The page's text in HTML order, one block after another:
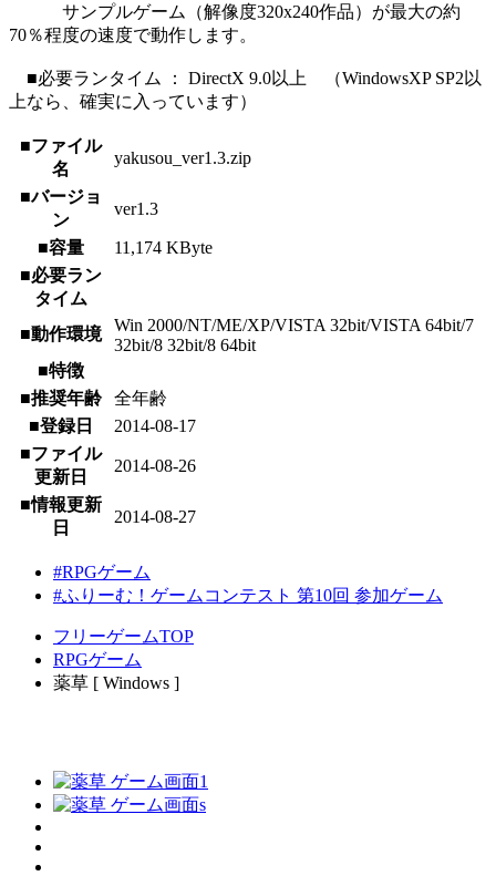
サンプルゲーム（解像度320x240作品）が最大の約
70％程度の速度で動作します。
■必要ランタイム ： DirectX 9.0以上 （WindowsXP SP2以
上なら、確実に入っています）
■ファイル
名
yakusou_ver1.3.zip
■バージョ
ン
ver1.3
■容量
11,174 KByte
■必要ラン
タイム
■動作環境
Win 2000/NT/ME/XP/VISTA 32bit/VISTA 64bit/7
32bit/8 32bit/8 64bit
■特徴
■推奨年齢
全年齢
■登録日
2014-08-17
■ファイル
更新日
2014-08-26
■情報更新
日
2014-08-27
#RPGゲーム
#ふりーむ！ゲームコンテスト 第10回 参加ゲーム
フリーゲームTOP
RPGゲーム
薬草 [ Windows ]